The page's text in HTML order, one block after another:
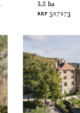
3,8 ha
ref 527273